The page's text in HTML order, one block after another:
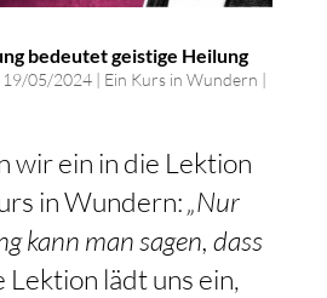
bedeutet geistige Heilung
19/05/2024| Ein Kurs in Wundern |
wir ein in die Lektion
in Wundern:„Nur
kann man sagen, dass
lädt uns ein,